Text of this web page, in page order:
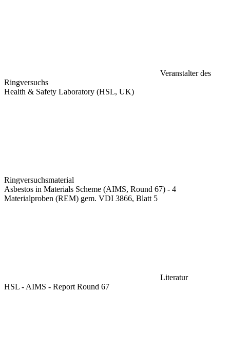
Veranstalter des
Ringversuchs
Health & Safety Laboratory (HSL, UK)
Ringversuchsmaterial
Asbestos in Materials Scheme (AIMS, Round 67) - 4
Materialproben (REM) gem. VDI 3866, Blatt 5
Literatur
HSL - AIMS - Report Round 67